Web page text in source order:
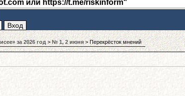
или https://t.me/riskinform"
за 2026 год>№ 1, 2 июня> Перекрёсток мнений